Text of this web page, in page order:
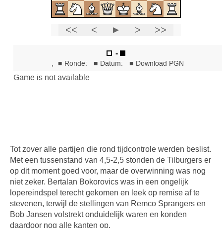
Tot zover alle partijen die rond tijdcontrole werden beslist.
Met een tussenstand van 4,5-2,5 stonden de Tilburgers er
op dit moment goed voor, maar de overwinning was nog
niet zeker. Bertalan Bokorovics was in een ongelijk
lopereindspel terecht gekomen en leek op remise af te
stevenen, terwijl de stellingen van Remco Sprangers en
Bob Jansen volstrekt onduidelijk waren en konden
daardoor nog alle kanten op.